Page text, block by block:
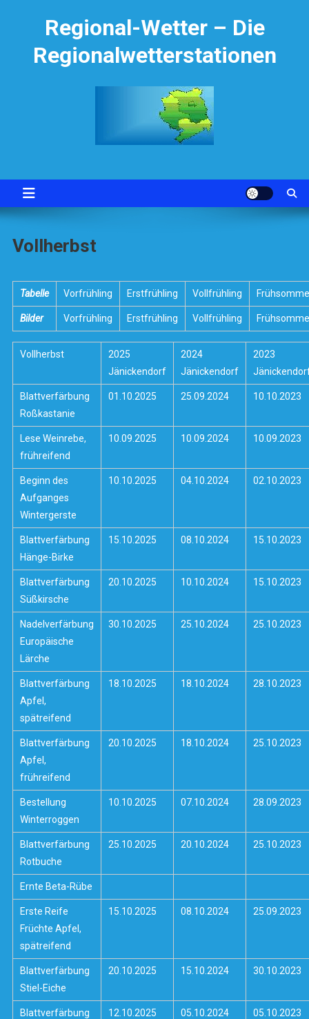
Regional-Wetter – Die
Regionalwetterstationen
Vollherbst
Tabelle Vorfrühling Erstfrühling Vollfrühling
Bilder Vorfrühling Erstfrühling Vollfrühling
Vollherbst
2025
Jänickendorf
2024
Jänickendorf
2023
Blattverfärbung
Roßkastanie
01.10.2025 25.09.2024 10.10.2023
Lese Weinrebe,
frühreifend
10.09.2025 10.09.2024 10.09.2023
Beginn des
Aufganges
Wintergerste
10.10.2025 04.10.2024 02.10.2023
Blattverfärbung
Hänge-Birke
15.10.2025 08.10.2024 15.10.2023
Blattverfärbung
Süßkirsche
20.10.2025 10.10.2024 15.10.2023
Nadelverfärbung
Europäische
Lärche
30.10.2025 25.10.2024 25.10.2023
Blattverfärbung
Apfel,
spätreifend
18.10.2025 18.10.2024 28.10.2023
Blattverfärbung
Apfel,
frühreifend
20.10.2025 18.10.2024 25.10.2023
Bestellung
Winterroggen
10.10.2025 07.10.2024 28.09.2023
Blattverfärbung
Rotbuche
25.10.2025 20.10.2024 25.10.2023
Ernte Beta-Rübe
Erste Reife
Früchte Apfel,
spätreifend
15.10.2025 08.10.2024 25.09.2023
Blattverfärbung
Stiel-Eiche
20.10.2025 15.10.2024 30.10.2023
Blattverfärbung
12.10.2025 05.10.2024 05.10.2023